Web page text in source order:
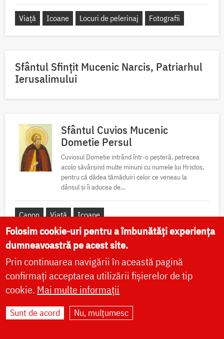
Viață Icoane Locuri de pelerinaj Fotografii
Sfântul Sfinţit Mucenic Narcis, Patriarhul
Ierusalimului
Sfântul Cuvios Mucenic
Dometie Persul
Cuviosul Dometie intrând într-o peșteră, petrecea
acolo săvârșind multe minuni cu numele lui Hristos,
pentru că dădea tămăduiri celor ce veneau la
dânsul și îi aducea de...
Canon Viață Icoane
Sfântul Cuvios Nicanor
Sfântul Cuvios Nicanor s-a născut în anul 1491, în
Tesalonic. Părinții săi, Ioan și Maria, doi credincioși
înstăriți, au întâmpinat mari greutăți în a dobândi
prunci....
Folosim cookie-uri pentru a îmbunătăți experiența
dumneavoastră pe acest site.
Prin continuarea navigării în această pagină
confirmați acceptarea utilizării fișierelor de tip
cookie. Mai multe informații
Sunt de acord Nu, mulțumesc